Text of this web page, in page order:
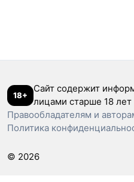
18+
Сайт содержит
лицами старше 18 лет
Правообладателям и
Политика
© 2026